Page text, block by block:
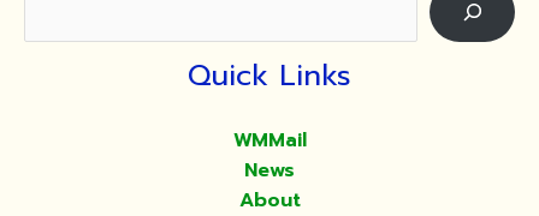
วัดมัชฌันติการาม
Quick Links
WMMail
News
About